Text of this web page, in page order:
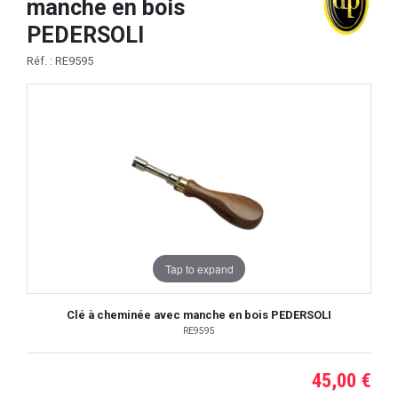
manche en bois
PEDERSOLI
Réf. : RE9595
Tap to expand
Clé à cheminée avec manche en bois PEDERSOLI
RE9595
45,00 €